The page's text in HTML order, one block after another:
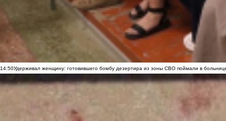
14:50Удерживал женщину: готовившего бомбу дезертира из зоны СВО поймали в